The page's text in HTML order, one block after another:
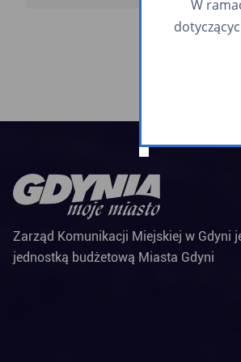
Zarząd Komunikacji Miejskiej w Gdyni
jednostką budżetową Miasta Gdyni
W